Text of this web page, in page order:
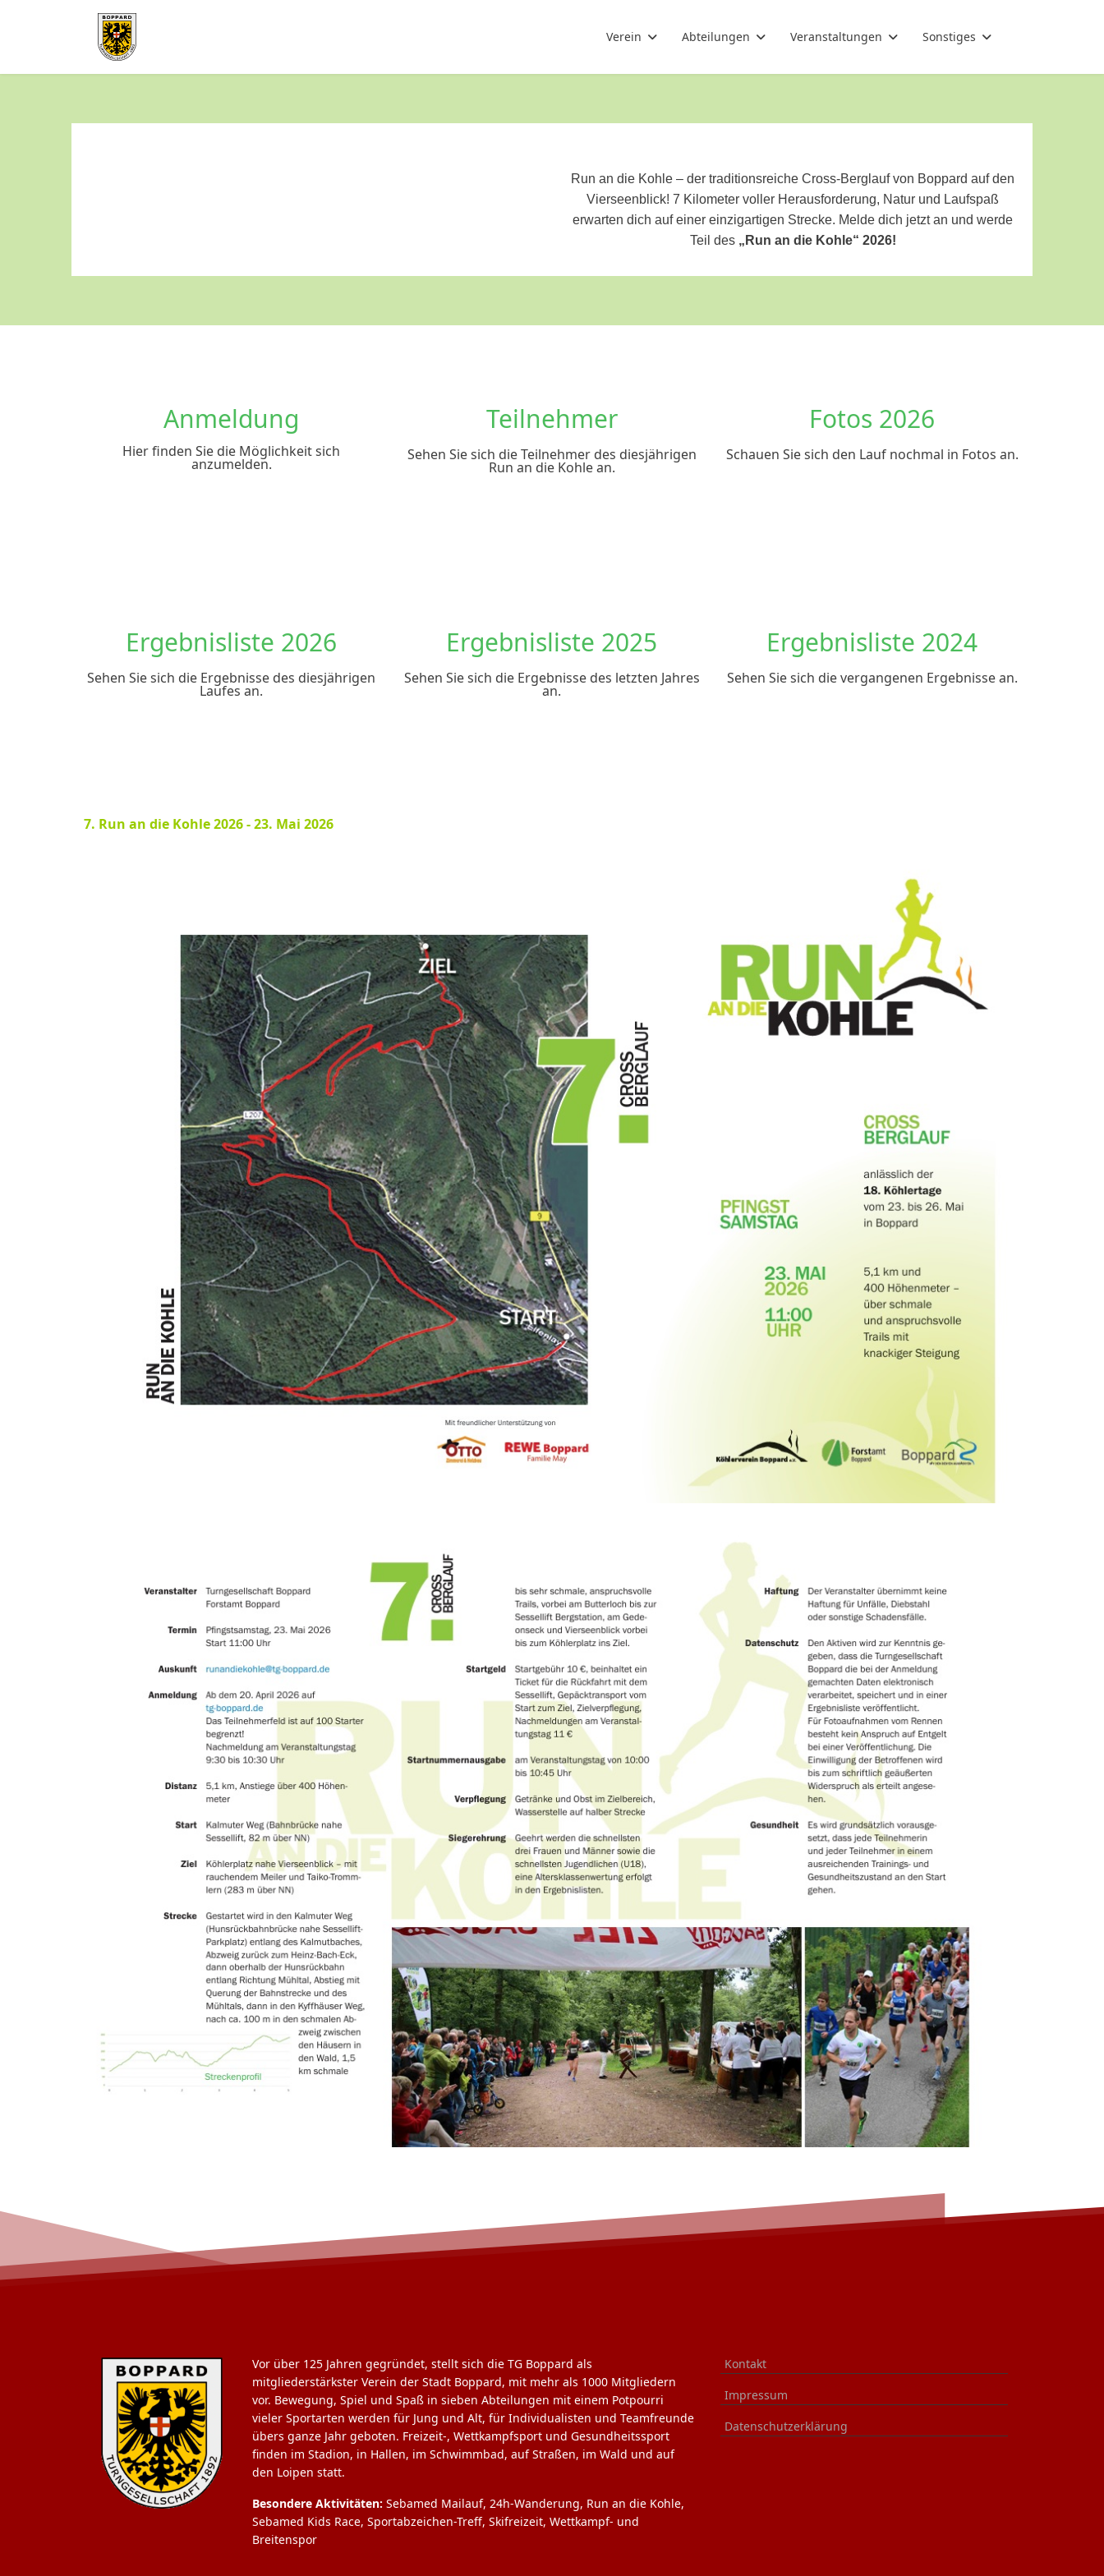
Verein Abteilungen Veranstaltungen Sonstiges
Run an die Kohle – der traditionsreiche Cross-Berglauf von Boppard auf den
Vierseenblick! 7 Kilometer voller Herausforderung, Natur und Laufspaß
erwarten dich auf einer einzigartigen Strecke. Melde dich jetzt an und werde
Teil des „Run an die Kohle“ 2026!
Anmeldung
Hier finden Sie die Möglichkeit sich
anzumelden.
Teilnehmer
Sehen Sie sich die Teilnehmer des diesjährigen
Run an die Kohle an.
Fotos 2026
Schauen Sie sich den Lauf nochmal in Fotos an.
Ergebnisliste 2026
Sehen Sie sich die Ergebnisse des diesjährigen
Laufes an.
Ergebnisliste 2025
Sehen Sie sich die Ergebnisse des letzten Jahres
an.
Ergebnisliste 2024
Sehen Sie sich die vergangenen Ergebnisse an.
7. Run an die Kohle 2026 - 23. Mai 2026
Vor über 125 Jahren gegründet, stellt sich die TG Boppard als
mitgliederstärkster Verein der Stadt Boppard, mit mehr als 1000 Mitgliedern
vor. Bewegung, Spiel und Spaß in sieben Abteilungen mit einem Potpourri
vieler Sportarten werden für Jung und Alt, für Individualisten und Teamfreunde
übers ganze Jahr geboten. Freizeit-, Wettkampfsport und Gesundheitssport
finden im Stadion, in Hallen, im Schwimmbad, auf Straßen, im Wald und auf
den Loipen statt.
Besondere Aktivitäten: Sebamed Mailauf, 24h-Wanderung, Run an die Kohle,
Sebamed Kids Race, Sportabzeichen-Treff, Skifreizeit, Wettkampf- und
Breitenspor
Kontakt
Impressum
Datenschutzerklärung